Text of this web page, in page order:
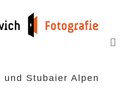
und Stubaier Alpen